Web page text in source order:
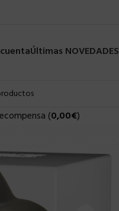
Últimas NOVEDADES
(0,00€)